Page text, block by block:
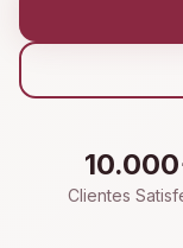
Clientes